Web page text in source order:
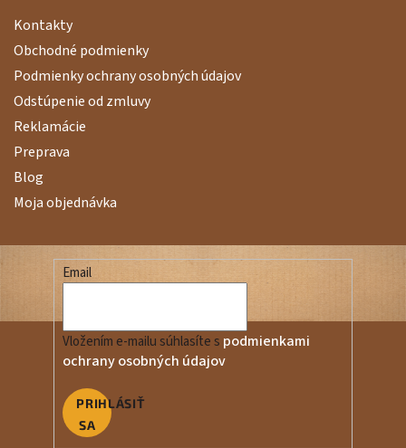
Kontakty
Obchodné podmienky
Podmienky ochrany osobných údajov
Odstúpenie od zmluvy
Reklamácie
Preprava
Blog
Moja objednávka
Email
Vložením e-mailu súhlasíte s podmienkami
ochrany osobných údajov
PRIHLÁSIŤ
SA